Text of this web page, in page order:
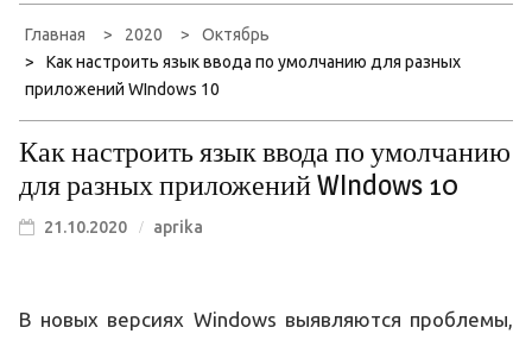
Главная 2020
Октябрь
Как настроить язык ввода по умолчанию для разных
приложений WIndows 10
Как настроить язык ввода по умолчанию
для разных приложений WIndows 10
21.10.2020 aprika
В новых версиях Windows выявляются проблемы,